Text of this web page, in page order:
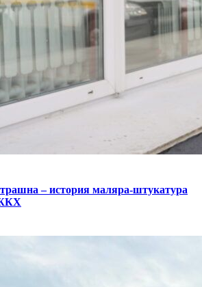
– история маляра-штукатура